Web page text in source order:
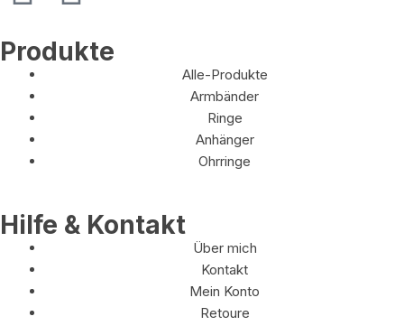
Produkte
Alle-Produkte
Armbänder
Ringe
Anhänger
Ohrringe
Hilfe & Kontakt
Über mich
Kontakt
Mein Konto
Retoure